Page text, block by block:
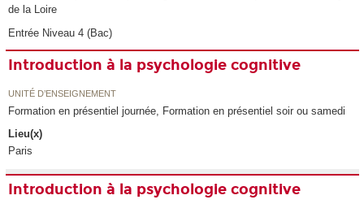
de la Loire
Entrée Niveau 4 (Bac)
Introduction à la psychologie cognitive
UNITÉ D’ENSEIGNEMENT
Formation en présentiel journée, Formation en présentiel soir ou samedi
Lieu(x)
Paris
Introduction à la psychologie cognitive